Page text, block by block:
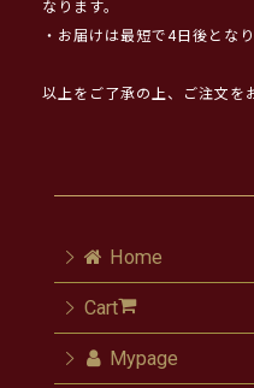
なります。
・お届けは最短で4日後となり
以上をご了承の上、ご注文を
Home
Cart
Mypage